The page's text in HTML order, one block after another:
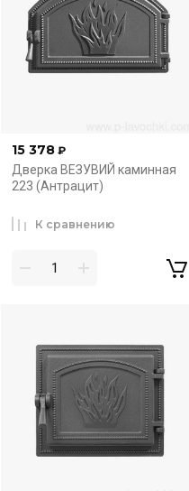
15 378 ₽
Дверка ВЕЗУВИЙ каминная
223 (Антрацит)
К сравнению